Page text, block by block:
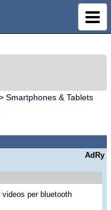
Smartphones & Tablets
AdRy
per bluetooth